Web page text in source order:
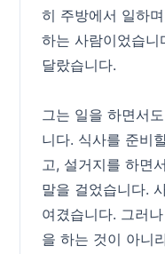
히 주방에서 일하
하는 사람이었습
달랐습니다.
그는 일을 하면서
니다. 식사를 준비
고, 설거지를 하면
말을 걸었습니다.
여겼습니다. 그러
을 하는 것이 아니